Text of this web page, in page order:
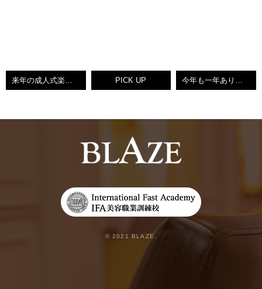
来年の成人式楽しみ♪ARTISTBOX♡KEIKO PICK UP 今年も一年ありがとうございました♡ARTISTBOX♡KEIKO
© 2021 BLAZE.